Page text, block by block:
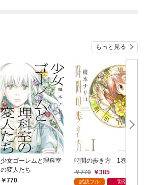
もっと見る
少女ゴーレムと理科室
の変人たち
770
時間の歩き方 1巻
770
385
試読フル 割引